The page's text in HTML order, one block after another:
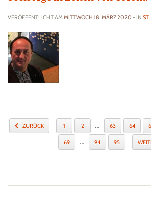
VERÖFFENTLICHT AMMITTWOCH 18. MÄRZ 2020 - IN
ZURÜCK 1 2 … 63 64
69 … 94 95